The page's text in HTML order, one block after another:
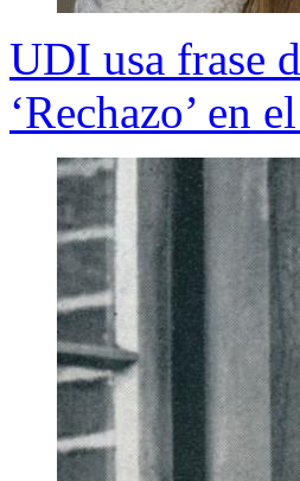
UDI usa frase
‘Rechazo’ en